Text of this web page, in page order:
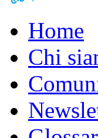
Home
Chi